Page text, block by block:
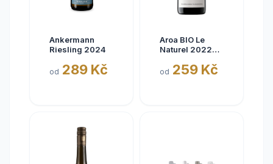
Ankermann
Riesling 2024
od 289 Kč
Aroa BIO Le
Naturel 2022
Navarra, bez
od 259 Kč